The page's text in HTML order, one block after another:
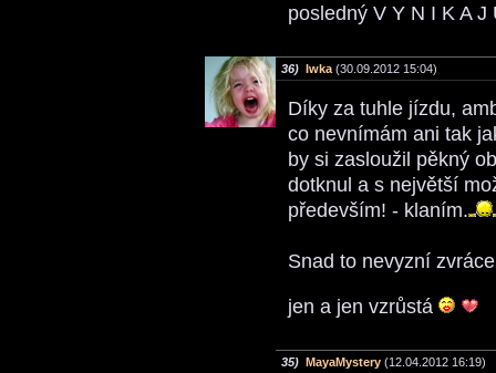
posledný V Y N I K A J
36) Iwka (30.09.2012 15:04)
Díky za tuhle jízdu,
co nevnímám ani tak
by si zasloužil pěkný
dotknul a s největší
především! - klaním.
Snad to nevyzní
jen a jen vzrůstá
35) MayaMystery (12.04.2012 16:19)